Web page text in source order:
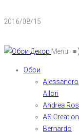
2016/08/15
Menu ≡
Обои
Alessandro
Allori
Andrea
AS Creation
Bernardo